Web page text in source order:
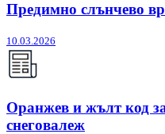
Предимно слънчево
10.03.2026
Оранжев и жълт код
снеговалеж